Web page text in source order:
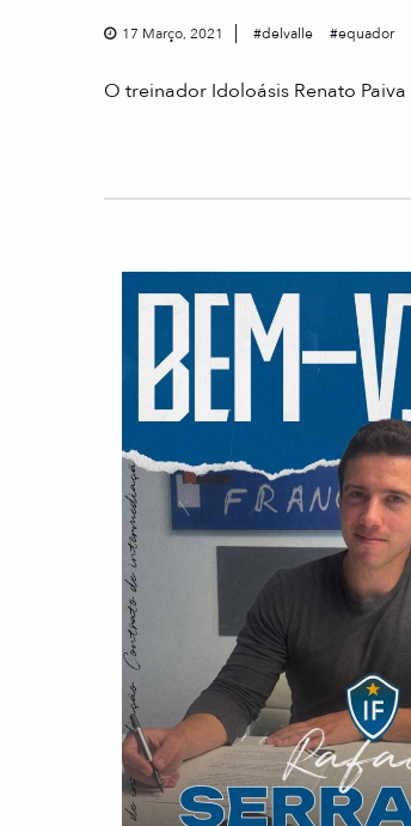
17 Março, 2021 delvalle equador
O treinador Idoloásis Renato